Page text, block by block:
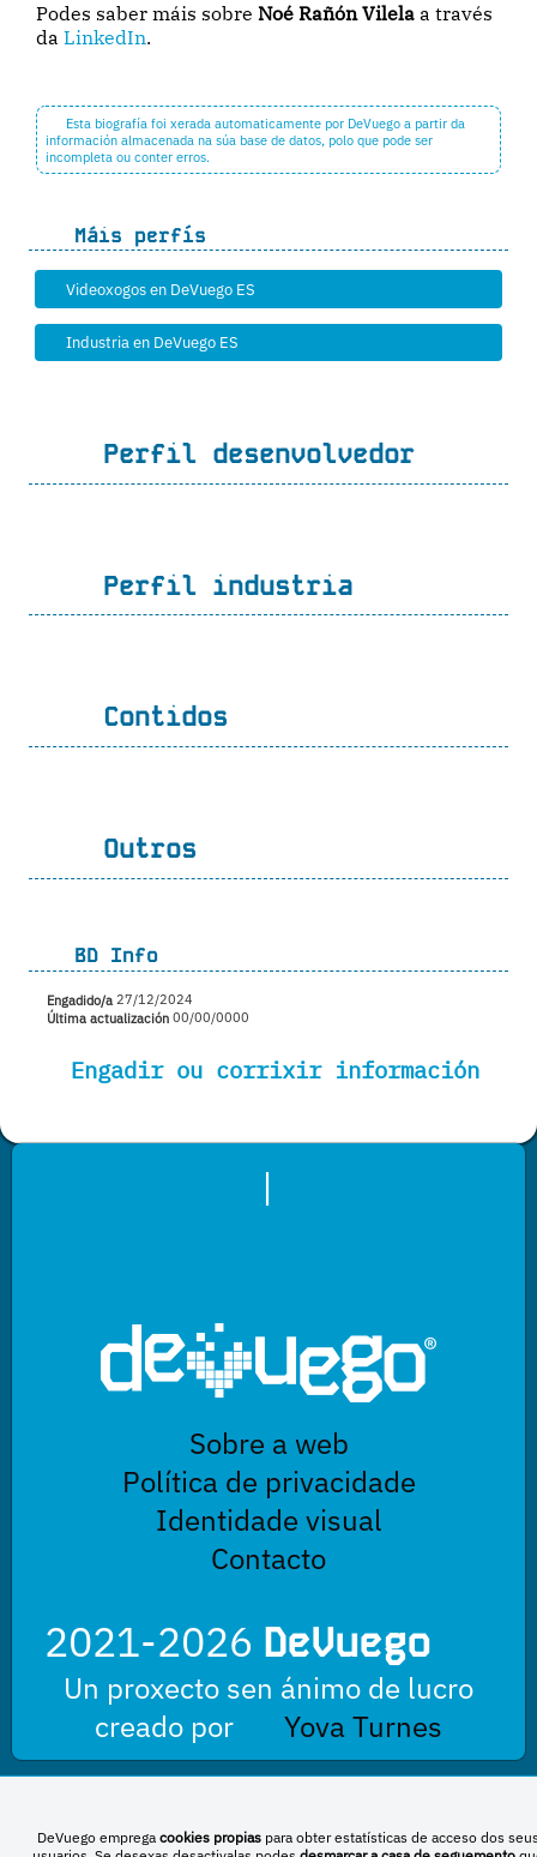
Podes saber máis sobreNoé Rañón Vilela a través
daLinkedIn.
Esta biografía foi xerada automaticamente por DeVuego a partir da
información almacenada na súa base de datos, polo que pode ser
incompleta ou conter erros.
Máis perfís
Videoxogos en DeVuego ES
Industria en DeVuego ES
Perfil desenvolvedor
Perfil industria
Contidos
Outros
BD Info
Engadido/a 27/12/2024
Última actualización 00/00/0000
Engadir ou corrixir información
|
Sobre a web
Política de privacidade
Identidade visual
Contacto
2021-2026 DeVuego
Un proxecto sen ánimo de lucro
creado por
Yova Turnes
Esta obra está baixo unha licenza de Creative Commons Reconocimiento-
NoComercial-CompartirIgual 4.0 Internacional
DeVuego emprega cookies propiaspara obter estatísticas de acceso dos